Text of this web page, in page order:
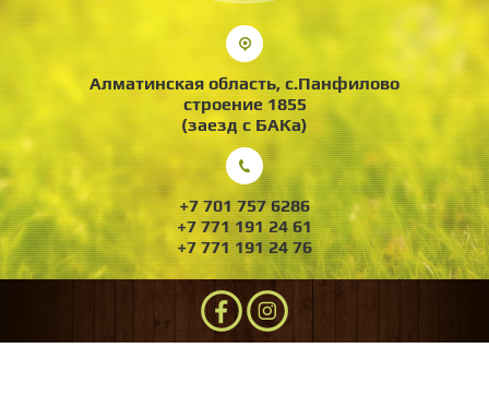
Алматинская область, с.Панфилово
строение 1855
(заезд с БАКа)
+7 701 757 6286
+7 771 191 24 61
+7 771 191 24 76